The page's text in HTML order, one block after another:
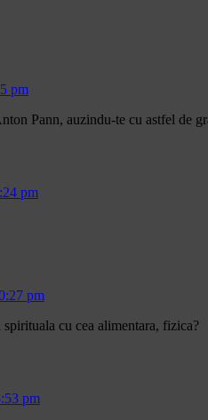
pm
Pann, auzindu-te cu astfel de
pm
pm
spirituala cu cea alimentara, fizica?
pm